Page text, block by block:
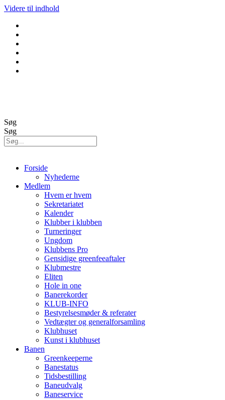
Videre til indhold
Søg
Søg
Forside
Nyhederne
Medlem
Hvem er hvem
Sekretariatet
Kalender
Klubber i klubben
Turneringer
Ungdom
Klubbens Pro
Gensidige greenfeeaftaler
Klubmestre
Eliten
Hole in one
Banerekorder
KLUB-INFO
Bestyrelsesmøder & referater
Vedtægter og generalforsamling
Klubhuset
Kunst i klubhuset
Banen
Greenkeeperne
Banestatus
Tidsbestilling
Baneudvalg
Baneservice